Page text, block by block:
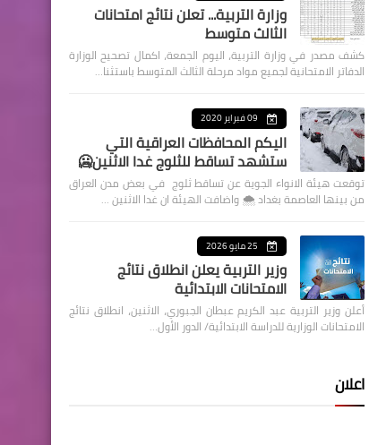
وزارة التربية... تعلن نتائج امتحانات
الثالث متوسط
كشف مصدر في وزارة التربية، اليوم الجمعة، اكمال تصحيح الوزارة
الدفاتر الامتحانية لجميع مواد مرحلة الثالث المتوسط باستثنا…
09 فبراير 2020
اليكم المحافظات العراقية التي
ستشهد تساقط للثلوج غدا الاثنين🥶
توقعت هيئة الانواء الجوية عن تساقط ثلوج في بعض مدن العراق
من بينها العاصمة بغداد ⁦🌨️⁩ واضافت الهيئة ان غدا الاثنين …
25 مايو 2026
وزير التربية يعلن انطلاق نتائج
الامتحانات الابتدائية
أعلن وزير التربية عبد الكريم عبطان الجبوري، الاثنين، انطلاق نتائج
الامتحانات الوزارية للدراسة الابتدائية/ الدور الأول…
اعلان